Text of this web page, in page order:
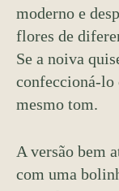
moderno e
flores de
Se a noiva
confeccioná-lo
mesmo tom.
A versão bem
com uma